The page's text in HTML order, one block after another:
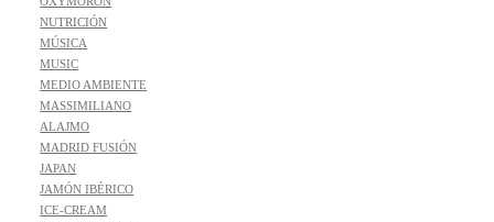
NUTRICIÓN
MÚSICA
MUSIC
MEDIO AMBIENTE
MASSIMILIANO
ALAJMO
MADRID FUSIÓN
JAPAN
JAMÓN IBÉRICO
ICE-CREAM